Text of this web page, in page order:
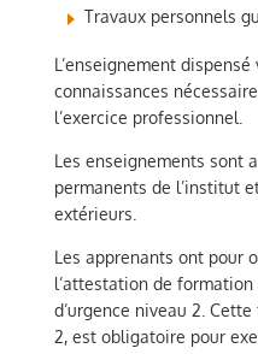
Travaux personnels
L’enseignement
connaissances
l’exercice professionnel.
Les enseignements sont
permanents de l’institut
extérieurs.
Les apprenants ont pour
l’attestation de
d’urgence niveau 2.
2, est obligatoire pour